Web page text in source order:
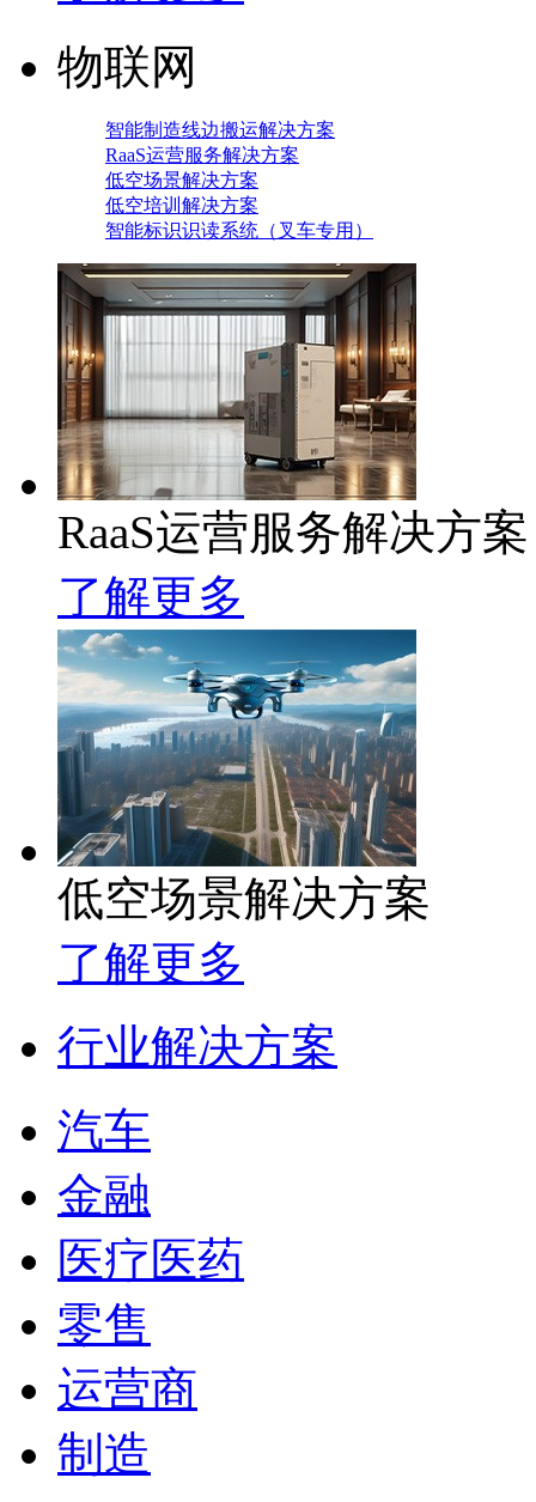
物联网
智能制造线边搬运解决方案
RaaS运营服务解决方案
低空场景解决方案
低空培训解决方案
智能标识识读系统（叉车专用）
RaaS运营服务解决方案
了解更多
低空场景解决方案
了解更多
行业解决方案
汽车
金融
医疗医药
零售
运营商
制造